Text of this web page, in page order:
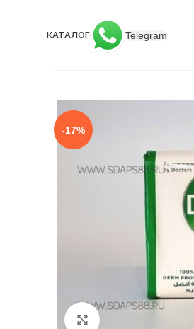
КАТАЛОГ Telegram
-17%